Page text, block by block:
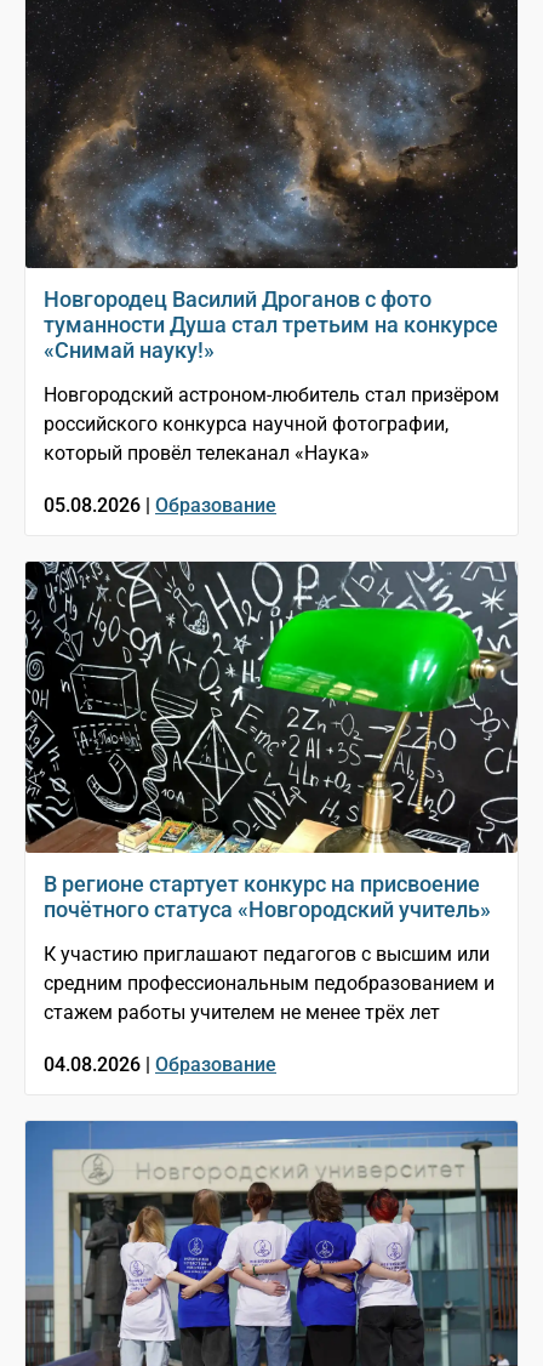
Новгородец Василий Дроганов с фото
туманности Душа стал третьим на конкурсе
«Снимай науку!»
Новгородский астроном-любитель стал призёром
российского конкурса научной фотографии,
который провёл телеканал «Наука»
05.08.2026 | Образование
В регионе стартует конкурс на присвоение
почётного статуса «Новгородский учитель»
К участию приглашают педагогов с высшим или
средним профессиональным педобразованием и
стажем работы учителем не менее трёх лет
04.08.2026 | Образование